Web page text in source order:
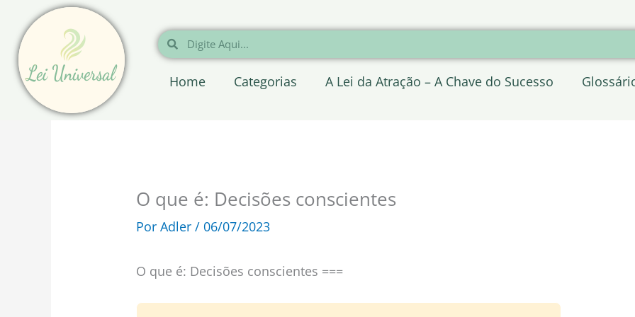
para
conteúdo
Pesquisar
Pesquisar
Home Categorias A Lei da Atração – A Chave do Sucesso
O que é: Decisões conscientes
PorAdler/ 06/07/2023
O que é: Decisões conscientes ===